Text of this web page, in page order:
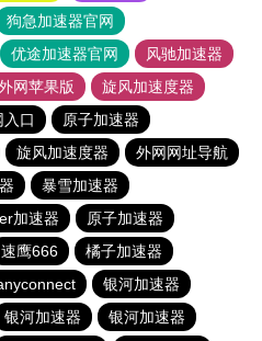
狗急加速器官网
优途加速器官网
风驰加速器
网苹果版
旋风加速度器
口
原子加速器
旋风加速度器
外网网址导航
暴雪加速器
加速器
原子加速器
速鹰666
橘子加速器
银河加速器
银河加速器 银河加速器